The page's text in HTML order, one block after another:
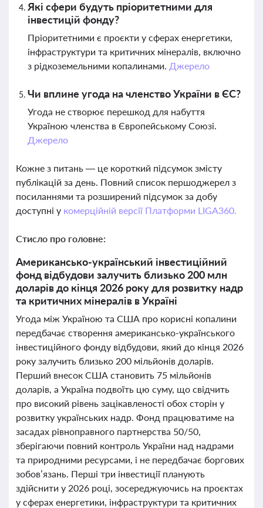
Які сфери будуть пріоритетними для
інвестицій фонду?
Пріоритетними є проєкти у сферах енергетики,
інфраструктури та критичних мінералів, включно
з рідкоземельними копалинами. Джерело
Чи вплине угода на членство України в ЄС?
Угода не створює перешкод для набуття
Україною членства в Європейському Союзі.
Джерело
Кожне з питань — це короткий підсумок змісту
публікацій за день. Повний список першоджерел з
посиланнями та розширений підсумок за добу
доступні у комерційній версії Платформи LIGA360.
Стисло про головне:
Американсько-український інвестиційний
фонд відбудови залучить близько 200 млн
доларів до кінця 2026 року для розвитку надр
та критичних мінералів в Україні
Угода між Україною та США про корисні копалини
передбачає створення американсько-українського
інвестиційного фонду відбудови, який до кінця 2026
року залучить близько 200 мільйонів доларів.
Перший внесок США становить 75 мільйонів
доларів, а Україна подвоїть цю суму, що свідчить
про високий рівень зацікавленості обох сторін у
розвитку українських надр. Фонд працюватиме на
засадах рівноправного партнерства 50/50,
зберігаючи повний контроль України над надрами
та природними ресурсами, і не передбачає боргових
зобов’язань. Перші три інвестиції планують
здійснити у 2026 році, зосереджуючись на проєктах
у сферах енергетики, інфраструктури та критичних